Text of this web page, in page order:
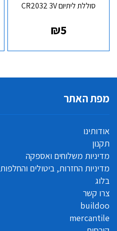
סוללת ליתיום CR2032 3V
₪5
מפת האתר
אודותינו
תקנון
מדיניות משלוחים ואספקה
מדיניות החזרות, ביטולים והחלפות
בלוג
צרו קשר
buildoo
mercantile